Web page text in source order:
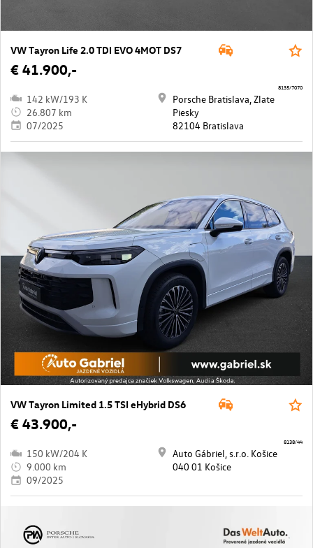
VW Tayron Life 2.0 TDI EVO 4MOT DS7
€ 41.900,-
142 kW/193 K
26.807 km
07/2025
Porsche Bratislava, Zlate
Piesky
82104 Bratislava
8135/7070
VW Tayron Limited 1.5 TSI eHybrid DS6
€ 43.900,-
150 kW/204 K
9.000 km
09/2025
Auto Gábriel, s.r.o. Košice
040 01 Košice
8138/44